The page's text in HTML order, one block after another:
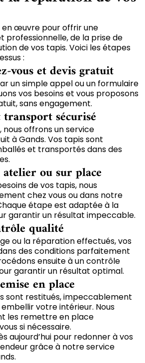
œuvre pour offrir une
professionnelle, de la prise de
de vos tapis. Voici les étapes
:
vous et devis gratuit
un simple appel ou un formulaire
vos besoins et vous proposons
sans engagement.
sécurisé
offrons un service
à Gands. Vos tapis sont
et transportés dans des
ou sur place
de vos tapis, nous
chez vous ou dans notre
étape est adaptée à la
garantir un résultat impeccable.
qualité
ou la réparation effectués, vos
des conditions parfaitement
ensuite à un contrôle
garantir un résultat optimal.
en place
sont restitués, impeccablement
votre intérieur. Nous
les remettre en place
si nécessaire.
aujourd’hui pour redonner à vos
grâce à notre service